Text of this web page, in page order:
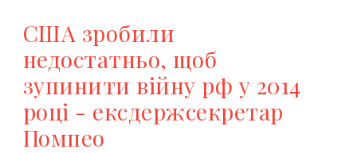
США зробили
недостатньо, щоб
зупинити війну рф у 2014
році - ексдержсекретар
Помпео